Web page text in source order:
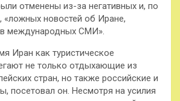
отменены из-за негативных и, по
«ложных новостей об Иране,
международных СМИ».
Иран как туристическое
не только отдыхающие из
стран, но также российские и
посетовал он. Несмотря на усилия